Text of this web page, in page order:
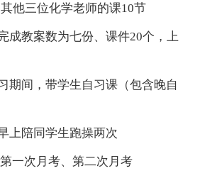
他三位化学老师的课10节
成教案数为七份、课件20个，上
期间，带学生自习课（包含晚自
上陪同学生跑操两次
一次月考、第二次月考